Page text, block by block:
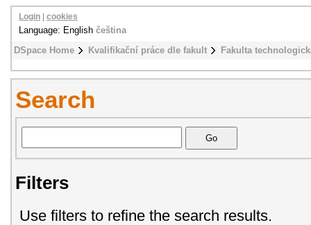
DSpace Home Kvalifikační práce dle fakult Fakulta
Login cookies
Language: English čeština
Search
Filters
Use filters to refine the search results.